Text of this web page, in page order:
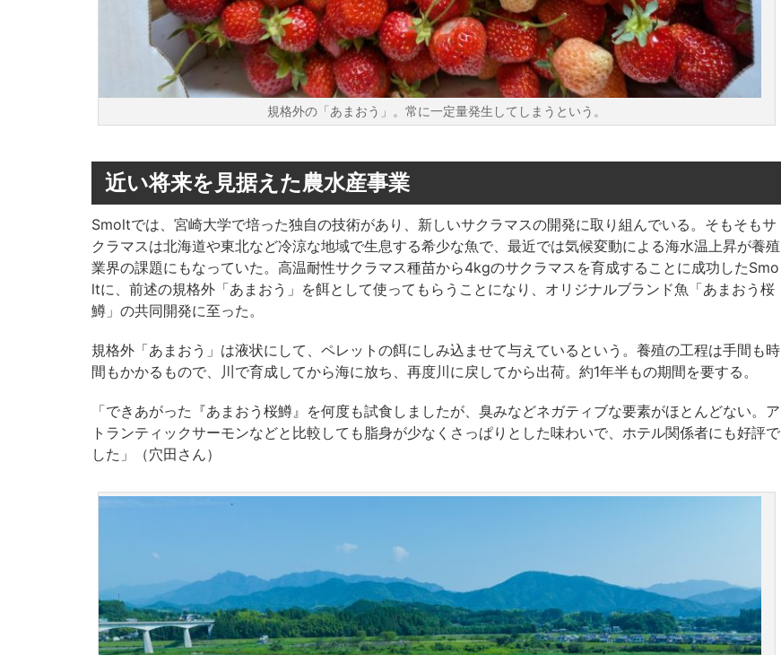
規格外の「あまおう」。常に一定量発生してしまうという。
近い将来を見据えた農水産事業
Smoltでは、宮崎大学で培った独自の技術があり、新しいサクラマスの開発に取り組んでいる。そもそもサ
クラマスは北海道や東北など冷涼な地域で生息する希少な魚で、最近では気候変動による海水温上昇が養殖
業界の課題にもなっていた。高温耐性サクラマス種苗から4kgのサクラマスを育成することに成功したSmo
ltに、前述の規格外「あまおう」を餌として使ってもらうことになり、オリジナルブランド魚「あまおう桜
鱒」の共同開発に至った。
規格外「あまおう」は液状にして、ペレットの餌にしみ込ませて与えているという。養殖の工程は手間も時
間もかかるもので、川で育成してから海に放ち、再度川に戻してから出荷。約1年半もの期間を要する。
「できあがった『あまおう桜鱒』を何度も試食しましたが、臭みなどネガティブな要素がほとんどない。ア
トランティックサーモンなどと比較しても脂身が少なくさっぱりとした味わいで、ホテル関係者にも好評で
した」（穴田さん）